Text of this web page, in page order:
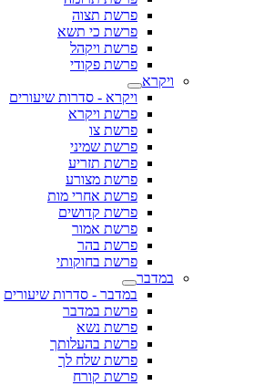
פרשת תצוה
פרשת כי תשא
פרשת ויקהל
פרשת פקודי
ויקרא
ויקרא - סדרות שיעורים
פרשת ויקרא
פרשת צו
פרשת שמיני
פרשת תזריע
פרשת מצורע
פרשת אחרי מות
פרשת קדושים
פרשת אמור
פרשת בהר
פרשת בחוקותי
במדבר
במדבר - סדרות שיעורים
פרשת במדבר
פרשת נשא
פרשת בהעלותך
פרשת שלח לך
פרשת קורח